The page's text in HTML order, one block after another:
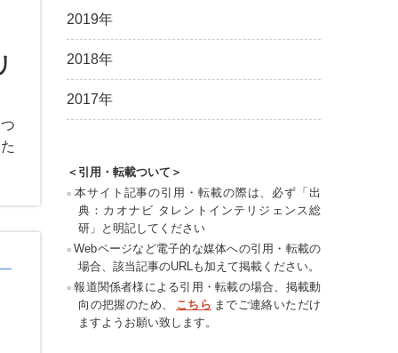
2019年
2018年
2017年
＜引用・転載ついて＞
本サイト記事の引用・転載の際は、必ず「出
典：カオナビ タレントインテリジェンス総
研」と明記してください
Webページなど電子的な媒体への引用・転載の
場合、該当記事のURLも加えて掲載ください。
報道関係者様による引用・転載の場合、掲載動
向の把握のため、
こちら までご連絡いただけ
ますようお願い致します。